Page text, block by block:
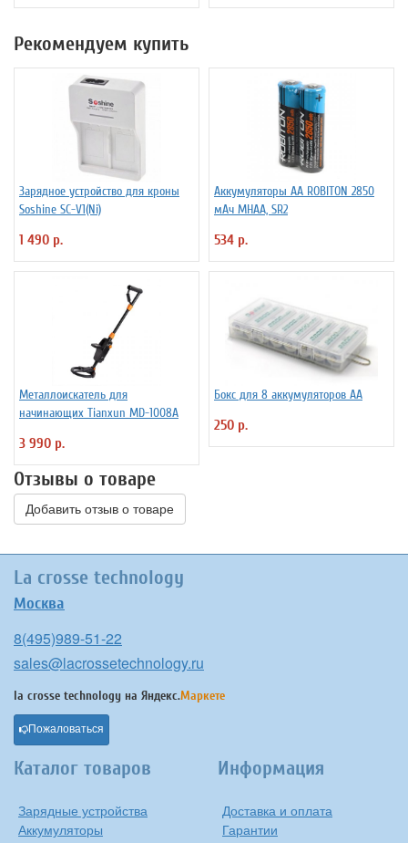
Рекомендуем купить
Зарядное устройство для кроны
Soshine SC-V1(Ni)
1 490 р.
Аккумуляторы АА ROBITON 2850
мАч MHAA, SR2
534 р.
Металлоискатель для
начинающих Tianxun MD-1008A
3 990 р.
Бокс для 8 аккумуляторов АА
250 р.
Отзывы о товаре
Добавить отзыв о товаре
La crosse technology
Москва
8(495)989-51-22
sales@lacrossetechnology.ru
la crosse technology на Яндекс.Маркете
Пожаловаться
Каталог товаров
Зарядные устройства
Аккумуляторы
Информация
Доставка и оплата
Гарантии